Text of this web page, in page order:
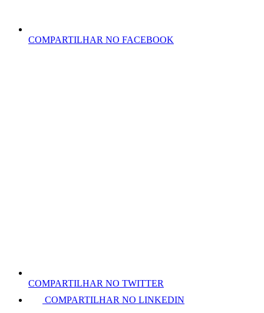
COMPARTILHAR NO FACEBOOK
COMPARTILHAR NO TWITTER
COMPARTILHAR NO LINKEDIN